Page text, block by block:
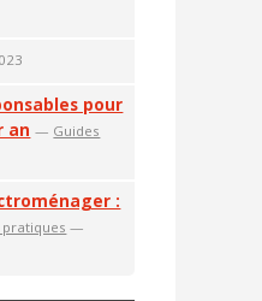
pour
an — Guides
:
pratiques —